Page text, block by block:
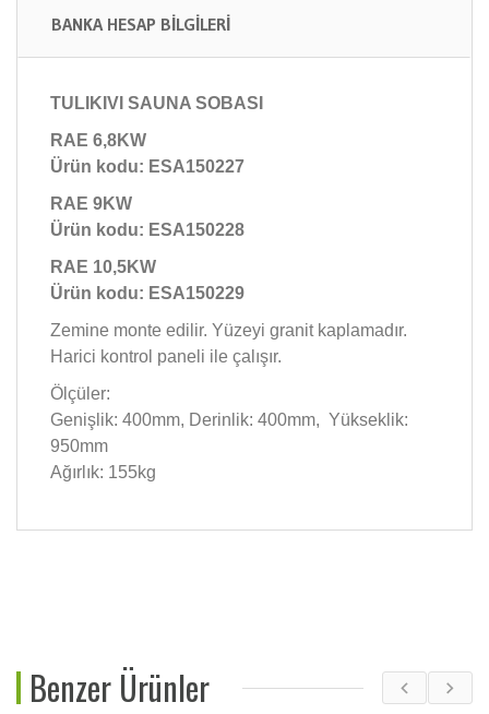
BANKA HESAP BİLGİLERİ
TULIKIVI SAUNA SOBASI
RAE 6,8KW
Ürün kodu: ESA150227
RAE 9KW
Ürün kodu: ESA150228
RAE 10,5KW
Ürün kodu: ESA150229
Zemine monte edilir. Yüzeyi granit kaplamadır.
Harici kontrol paneli ile çalışır.
Ölçüler:
Genişlik: 400mm, Derinlik: 400mm, Yükseklik:
950mm
Ağırlık: 155kg
Benzer Ürünler